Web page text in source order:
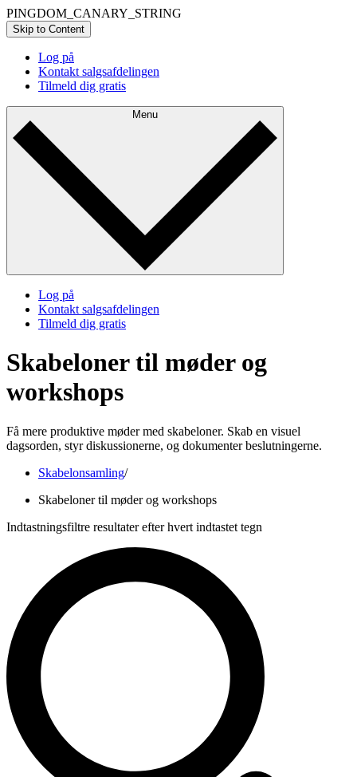
PINGDOM_CANARY_STRING
Skip to Content
Log på
Kontakt salgsafdelingen
Tilmeld dig gratis
Menu
Log på
Kontakt salgsafdelingen
Tilmeld dig gratis
Skabeloner til møder og
workshops
Få mere produktive møder med skabeloner. Skab en visuel
dagsorden, styr diskussionerne, og dokumenter beslutningerne.
Skabelonsamling/
Skabeloner til møder og workshops
Indtastningsfiltre resultater efter hvert indtastet tegn